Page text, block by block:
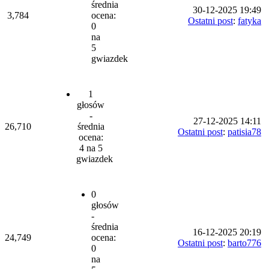
3,784
średnia
ocena:
0
na
5
gwiazdek
30-12-2025 19:49
Ostatni post: fatyka
26,710
1
głosów
-
średnia
ocena:
4 na 5
gwiazdek
27-12-2025 14:11
Ostatni post: patisia78
24,749
0
głosów
-
średnia
ocena:
0
na
16-12-2025 20:19
Ostatni post: barto776